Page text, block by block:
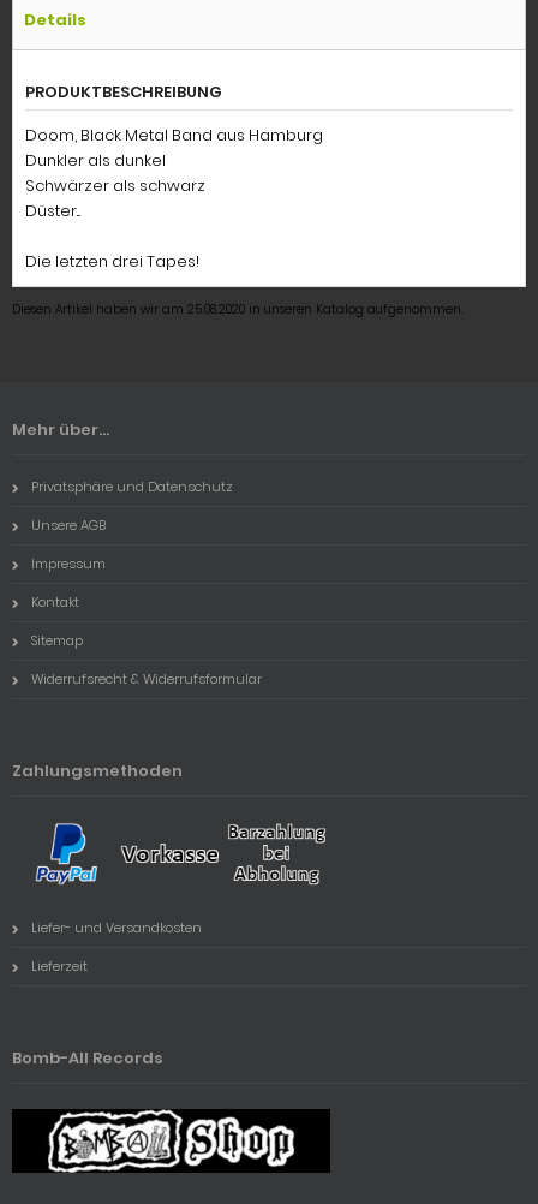
Details
PRODUKTBESCHREIBUNG
Doom, Black Metal Band aus Hamburg
Dunkler als dunkel
Schwärzer als schwarz
Düster...
Die letzten drei Tapes!
Diesen Artikel haben wir am 25.08.2020 in unseren Katalog aufgenommen.
Mehr über...
Privatsphäre und Datenschutz
Unsere AGB
Impressum
Kontakt
Sitemap
Widerrufsrecht & Widerrufsformular
Zahlungsmethoden
Liefer- und Versandkosten
Lieferzeit
Bomb-All Records